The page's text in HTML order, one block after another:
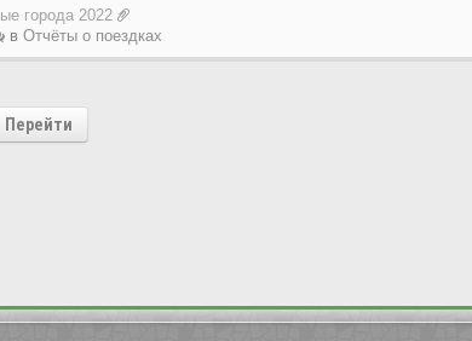
города 2022
в Отчёты о поездках
Перейти